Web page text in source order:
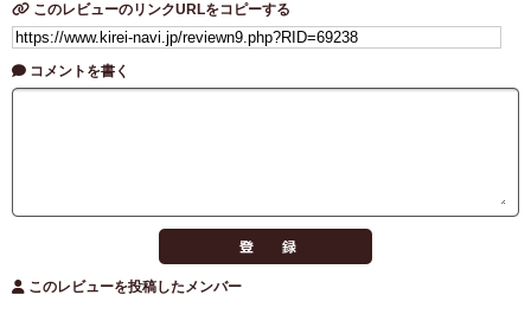
このレビューのリンクURLをコピーする
コメントを書く
このレビューを投稿したメンバー